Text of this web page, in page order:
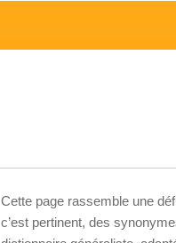
Cette page rassemble une
c’est pertinent, des